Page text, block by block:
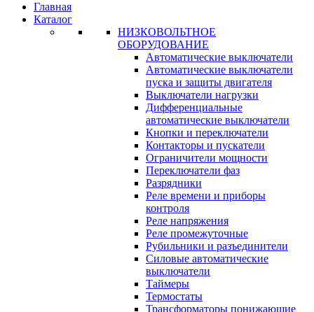
Главная
Каталог
НИЗКОВОЛЬТНОЕ
ОБОРУДОВАНИЕ
Автоматические выключатели
Автоматические выключатели
пуска и защиты двигателя
Выключатели нагрузки
Дифференциальные
автоматические выключатели
Кнопки и переключатели
Контакторы и пускатели
Ограничители мощности
Переключатели фаз
Разрядники
Реле времени и приборы
контроля
Реле напряжения
Реле промежуточные
Рубильники и разъединители
Силовые автоматические
выключатели
Таймеры
Термостаты
Трансформаторы понижающие